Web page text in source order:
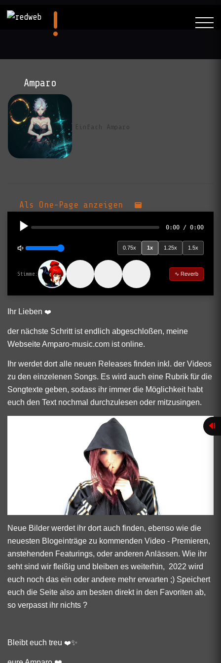
Amparo
Einfach Amparo
Als One-Page anzeigen
0:00 / 0:00
0.75x 1x 1.25x 1.5x
Stimme: ∿ Reverb
Ihr Lieben ❤️
der nächste Schritt ist endlich abgeschloßen, meine
Webseite Amparo-music.com ist online.
Ihr werdet dort alle neuen Releases finden inkl. der Videos
zu den einzelenen Songs. Es wird auch eine Rubrik für die
Songtexte geben, sodass ihr immer die Möglichkeit habt
euch den Text nochmal durchzulesen oder mitzusingen.
Neue Bilder werdet ihr dort auch finden, ebenso wie die
neuesten Blogeinträge zu kommenden Video - Premieren,
anstehenden Featurings, oder anderen Anlässen. Wie ihr
seht sind wir fleißig und bleiben es weiterhin, 2022 wird
euch noch das ein oder andere mehr erwarten ;) Speichert
euch die Seite also am besten direkt in den Favoriten ab,
so verpasst ihr nichts ?
Bleibt euch treu ❤️✨